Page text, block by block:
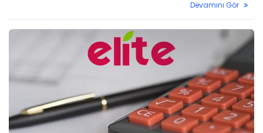
yapılan duyurular, sermaye artırımlarından yeni satış
anlaşmalarına, tahvil ihracından kritik yatırımlara kadar
geniş bir yelpazede önemli gelişmeleri gözler önüne
serdi. Bu kararlar, şirketlerin gelecek dönem büyüme
ve finansman stratejileri hakkında önemli ipuçları
Devamını Gör